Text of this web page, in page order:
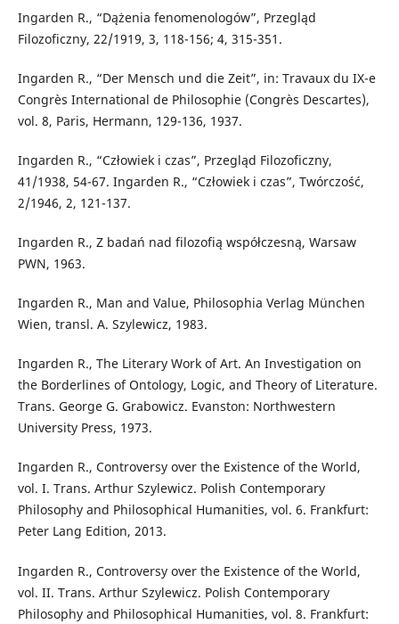
Ingarden R., “Dążenia fenomenologów”, Przegląd
Filozoficzny, 22/1919, 3, 118-156; 4, 315-351.
Ingarden R., “Der Mensch und die Zeit”, in: Travaux du IX-e
Congrès International de Philosophie (Congrès Descartes),
vol. 8, Paris, Hermann, 129-136, 1937.
Ingarden R., “Człowiek i czas”, Przegląd Filozoficzny,
41/1938, 54-67. Ingarden R., “Człowiek i czas”, Twórczość,
2/1946, 2, 121-137.
Ingarden R., Z badań nad filozofią współczesną, Warsaw
PWN, 1963.
Ingarden R., Man and Value, Philosophia Verlag München
Wien, transl. A. Szylewicz, 1983.
Ingarden R., The Literary Work of Art. An Investigation on
the Borderlines of Ontology, Logic, and Theory of Literature.
Trans. George G. Grabowicz. Evanston: Northwestern
University Press, 1973.
Ingarden R., Controversy over the Existence of the World,
vol. I. Trans. Arthur Szylewicz. Polish Contemporary
Philosophy and Philosophical Humanities, vol. 6. Frankfurt:
Peter Lang Edition, 2013.
Ingarden R., Controversy over the Existence of the World,
vol. II. Trans. Arthur Szylewicz. Polish Contemporary
Philosophy and Philosophical Humanities, vol. 8. Frankfurt: